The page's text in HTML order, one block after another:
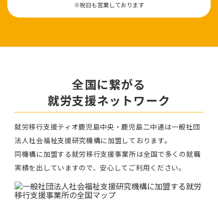
※祝⽇も営業しております
全国に繋がる
就労⽀援ネットワーク
就労移⾏⽀援ティオ⿅児島中央・鹿児島二中通は⼀般社団
法⼈社会福祉⽀援研究機構に加盟しております。
同機構に加盟する就労移⾏⽀援事業所は全国で多くの就職
実績を出していますので、安⼼してご利⽤ください。